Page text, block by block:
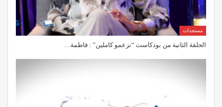
مستجدات
الحلقة الثانية من بودكاست “نزعمو كاملين” : فاطمة…